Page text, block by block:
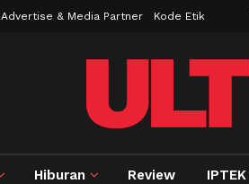
Advertise & Media Partner Kode Etik
Hiburan Review IPTEK